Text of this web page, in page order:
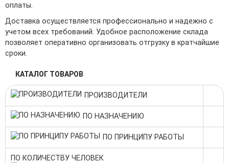
оплаты.
Доставка осуществляется профессионально и надежно с
учетом всех требований. Удобное расположение склада
позволяет оперативно организовать отгрузку в кратчайшие
сроки.
КАТАЛОГ ТОВАРОВ
ПРОИЗВОДИТЕЛИ
ПО НАЗНАЧЕНИЮ
ПО ПРИНЦИПУ РАБОТЫ
ПО КОЛИЧЕСТВУ ЧЕЛОВЕК